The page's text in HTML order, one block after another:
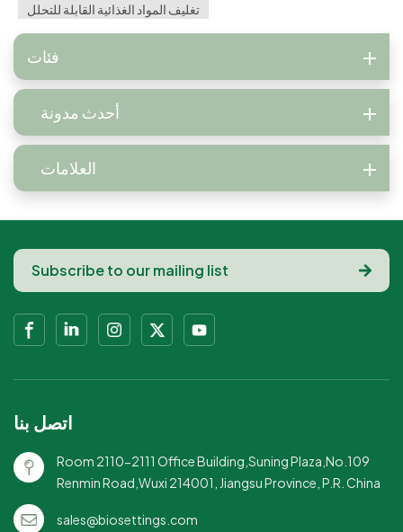
تغليف المواد الغذائية القابلة للتحلل
فئات
أحدث مدونة
العلامات
اتصل بنا
Room 2110-2111 Office Building,Suning Plaza,No.109
Renmin Road,Wuxi 214001, Jiangsu Province, P.R. China
sales@biosettings.com